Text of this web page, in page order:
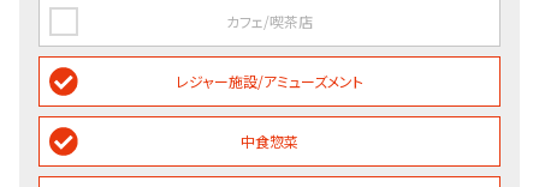
カフェ/喫茶店
レジャー施設/アミューズメント
中食惣菜